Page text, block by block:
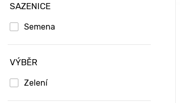
SAZENICE
Semena
VÝBĚR
Zelení